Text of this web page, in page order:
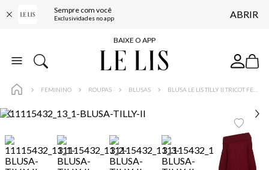
Sempre com você
Exclusividades no app ABRIR
FRETE GRÁTIS*
BAIXE O APP
10% OFF NA PRIMEIRA COMPRA*
FRETE GRÁTIS*
BAIXE O APP
10% OFF NA PRIMEIRA COMPRA*
FEMININO ROUPAS BLUSAS